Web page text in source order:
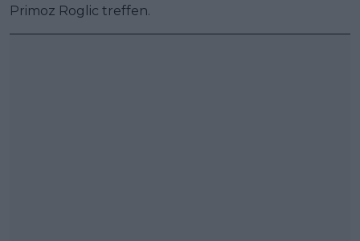
Primoz Roglic treffen.